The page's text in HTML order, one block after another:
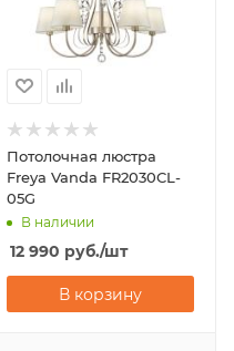
Потолочная люстра
Freya Vanda FR2030CL-
05G
В наличии
12 990 руб./шт
В корзину